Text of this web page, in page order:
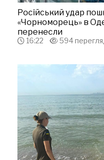
Російський удар
«Чорноморець» в
перенесли
16:22 594